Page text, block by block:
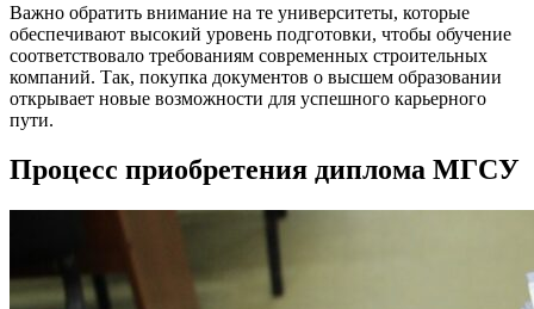
Важно обратить внимание на те университеты, которые
обеспечивают высокий уровень подготовки, чтобы обучение
соответствовало требованиям современных строительных
компаний. Так, покупка документов о высшем образовании
открывает новые возможности для успешного карьерного
пути.
Процесс приобретения диплома МГСУ